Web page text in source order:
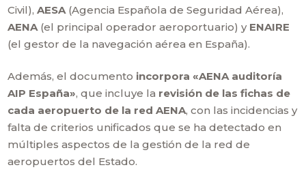
Civil),AESA(Agencia Española de Seguridad Aérea),
AENA(el principal operador aeroportuario) y ENAIRE
(el gestor de la navegación aérea en España).
Además, el documento incorpora «AENA auditoría
AIP España», que incluye la revisión de las fichas de
cada aeropuerto de la red AENA, con las incidencias y
falta de criterios unificados que se ha detectado en
múltiples aspectos de la gestión de la red de
aeropuertos del Estado.